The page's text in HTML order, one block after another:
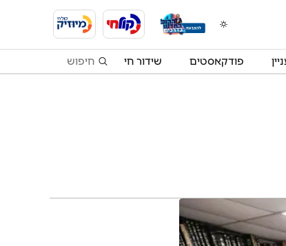
פודקאסטים שידור חי